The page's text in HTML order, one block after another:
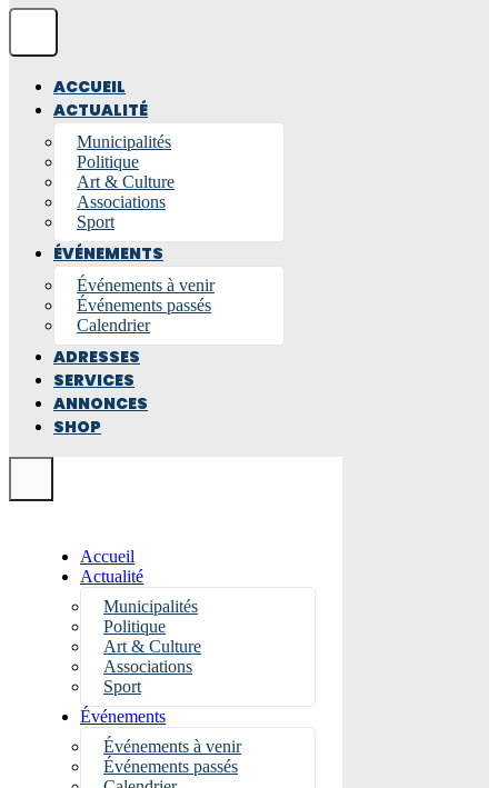
ACCUEIL
ACTUALITÉ
Municipalités
Politique
Art & Culture
Associations
Sport
ÉVÉNEMENTS
Événements à venir
Événements passés
Calendrier
ADRESSES
SERVICES
ANNONCES
SHOP
Accueil
Actualité
Municipalités
Politique
Art & Culture
Associations
Sport
Événements
Événements à venir
Événements passés